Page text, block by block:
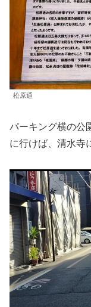
松原通
パーキング横の公
に行けば、清水寺